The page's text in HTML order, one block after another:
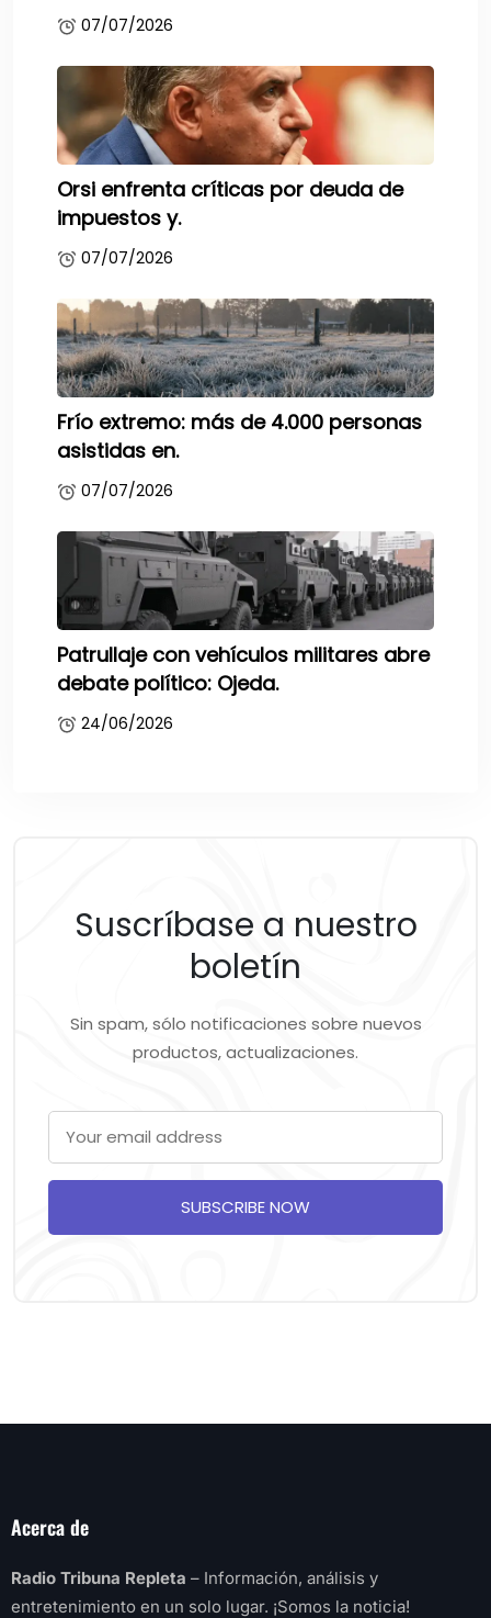
07/07/2026
Orsi enfrenta críticas por deuda de
impuestos y.
07/07/2026
Frío extremo: más de 4.000 personas
asistidas en.
07/07/2026
Patrullaje con vehículos militares abre
debate político: Ojeda.
24/06/2026
Suscríbase a nuestro
boletín
Sin spam, sólo notificaciones sobre nuevos
productos, actualizaciones.
SUBSCRIBE NOW
Acerca de
Radio Tribuna Repleta – Información, análisis y
entretenimiento en un solo lugar. ¡Somos la noticia!